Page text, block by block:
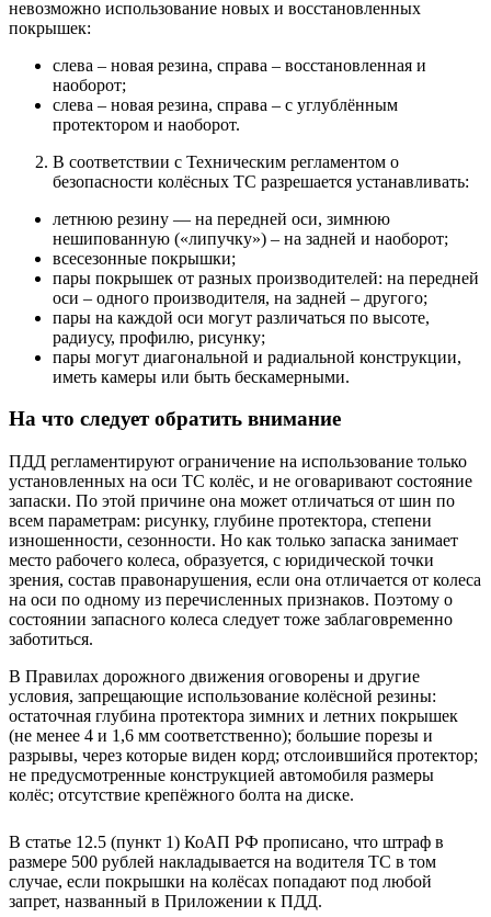
невозможно использование новых и восстановленных
покрышек:
слева – новая резина, справа – восстановленная и
наоборот;
слева – новая резина, справа – с углублённым
протектором и наоборот.
В соответствии с Техническим регламентом о
безопасности колёсных ТС разрешается устанавливать:
летнюю резину — на передней оси, зимнюю
нешипованную («липучку») – на задней и наоборот;
всесезонные покрышки;
пары покрышек от разных производителей: на передней
оси – одного производителя, на задней – другого;
пары на каждой оси могут различаться по высоте,
радиусу, профилю, рисунку;
пары могут диагональной и радиальной конструкции,
иметь камеры или быть бескамерными.
На что следует обратить внимание
ПДД регламентируют ограничение на использование только
установленных на оси ТС колёс, и не оговаривают состояние
запаски. По этой причине она может отличаться от шин по
всем параметрам: рисунку, глубине протектора, степени
изношенности, сезонности. Но как только запаска занимает
место рабочего колеса, образуется, с юридической точки
зрения, состав правонарушения, если она отличается от колеса
на оси по одному из перечисленных признаков. Поэтому о
состоянии запасного колеса следует тоже заблаговременно
заботиться.
В Правилах дорожного движения оговорены и другие
условия, запрещающие использование колёсной резины:
остаточная глубина протектора зимних и летних покрышек
(не менее 4 и 1,6 мм соответственно); большие порезы и
разрывы, через которые виден корд; отслоившийся протектор;
не предусмотренные конструкцией автомобиля размеры
колёс; отсутствие крепёжного болта на диске.
В статье 12.5 (пункт 1) КоАП РФ прописано, что штраф в
размере 500 рублей накладывается на водителя ТС в том
случае, если покрышки на колёсах попадают под любой
запрет, названный в Приложении к ПДД.